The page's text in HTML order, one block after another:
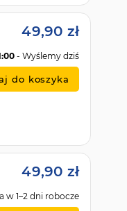
49,90 zł
- Wyślemy dziś
do koszyka
49,90 zł
w 1–2 dni robocze